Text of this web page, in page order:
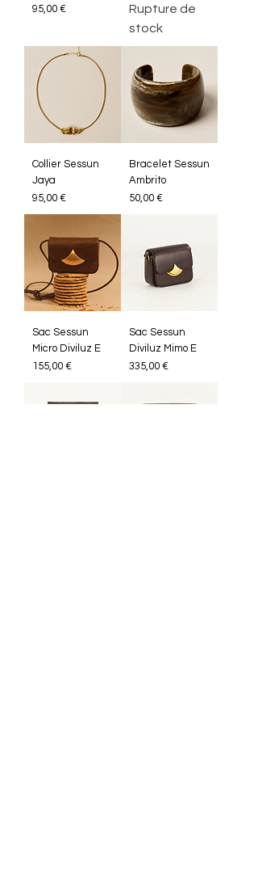
Prix
95,00 €
Rupture de
stock
Collier Sessun
Jaya
Prix
95,00 €
Bracelet Sessun
Ambrito
Prix
50,00 €
Sac Sessun
Micro Diviluz E
Prix
155,00 €
Sac Sessun
Diviluz Mimo E
Prix
335,00 €